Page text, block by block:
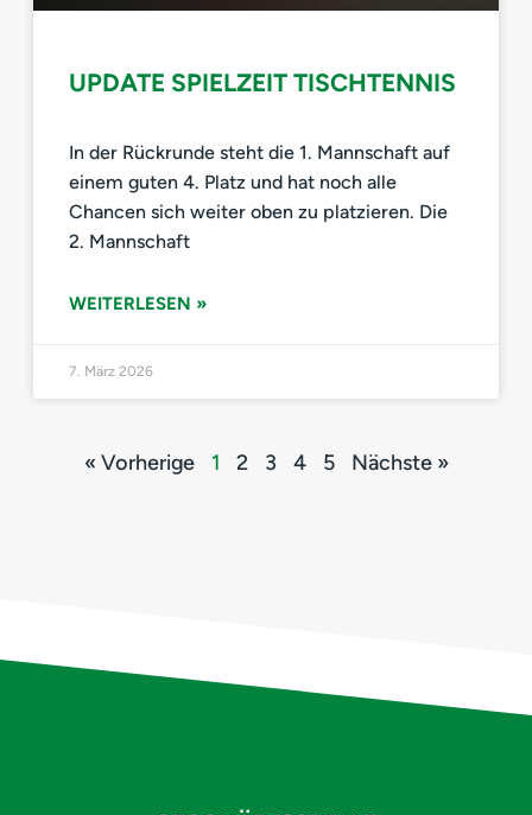
UPDATE SPIELZEIT TISCHTENNIS
In der Rückrunde steht die 1. Mannschaft auf
einem guten 4. Platz und hat noch alle
Chancen sich weiter oben zu platzieren. Die
2. Mannschaft
WEITERLESEN »
7. März 2026
« Vorherige 1 2 3 4 5 Nächste »